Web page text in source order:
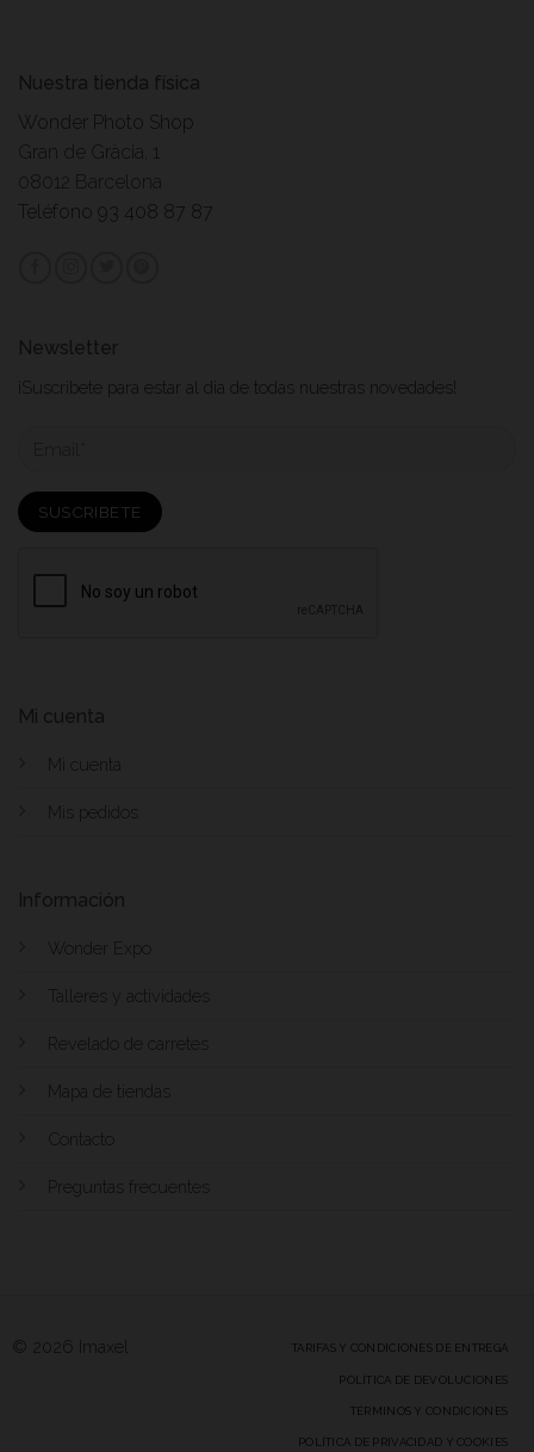
Nuestra tienda física
Wonder Photo Shop
Gran de Gràcia, 1
08012 Barcelona
Teléfono 93 408 87 87
Mi cuenta
Mi cuenta
Mis pedidos
Información
Wonder Expo
Talleres y actividades
Revelado de carretes
Mapa de tiendas
Contacto
Preguntas frecuentes
Newsletter
¡Suscribete para estar al dia de todas nuestras novedades!
© 2026 Imaxel TARIFAS Y CONDICIONES DE ENTREGA
POLÍTICA DE DEVOLUCIONES
TÉRMINOS Y CONDICIONES
POLÍTICA DE PRIVACIDAD Y COOKIES